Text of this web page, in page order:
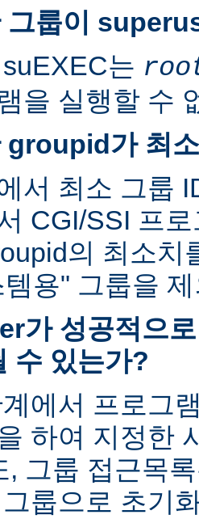
그룹이
는
을 실행할 수
groupid가 최
서 최소 그룹
CGI/SSI 프
의 최소치
용" 그룹을
가 성공적으
수 있는가?
에서 프로그
하여 지정한
, 그룹 접근목
그룹으로 초기